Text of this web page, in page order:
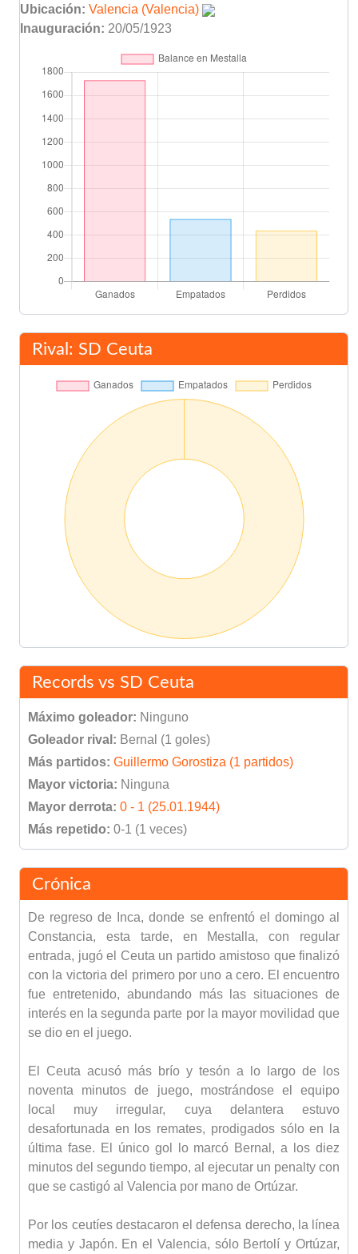
Ubicación: Valencia (Valencia)
Inauguración: 20/05/1923
Rival: SD Ceuta
Records vs SD Ceuta
Máximo goleador: Ninguno
Goleador rival: Bernal (1 goles)
Más partidos: Guillermo Gorostiza (1 partidos)
Mayor victoria: Ninguna
Mayor derrota: 0 - 1 (25.01.1944)
Más repetido: 0-1 (1 veces)
Crónica
De regreso de Inca, donde se enfrentó el domingo al
Constancia, esta tarde, en Mestalla, con regular
entrada, jugó el Ceuta un partido amistoso que finalizó
con la victoria del primero por uno a cero. El encuentro
fue entretenido, abundando más las situaciones de
interés en la segunda parte por la mayor movilidad que
se dio en el juego.
El Ceuta acusó más brío y tesón a lo largo de los
noventa minutos de juego, mostrándose el equipo
local muy irregular, cuya delantera estuvo
desafortunada en los remates, prodigados sólo en la
última fase. El único gol lo marcó Bernal, a los diez
minutos del segundo tiempo, al ejecutar un penalty con
que se castigó al Valencia por mano de Ortúzar.
Por los ceutíes destacaron el defensa derecho, la línea
media y Japón. En el Valencia, sólo Bertolí y Ortúzar,